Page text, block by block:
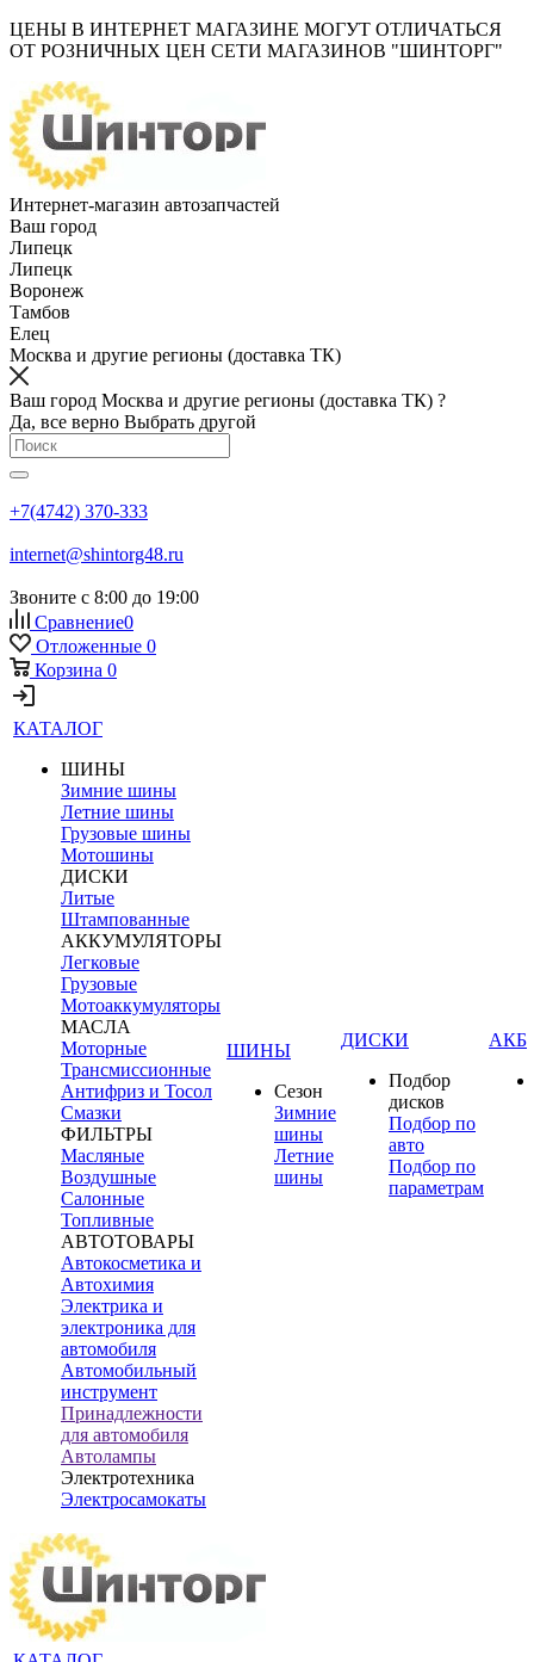
ЦЕНЫ В ИНТЕРНЕТ МАГАЗИНЕ МОГУТ ОТЛИЧАТЬСЯ
ОТ РОЗНИЧНЫХ ЦЕН СЕТИ МАГАЗИНОВ "ШИНТОРГ"
Интернет-магазин автозапчастей
Ваш город
Липецк
Липецк
Воронеж
Тамбов
Елец
Москва и другие регионы (доставка ТК)
Ваш город Москва и другие регионы (доставка ТК) ?
Да, все верно Выбрать другой
+7(4742) 370-333
internet@shintorg48.ru
Звоните с 8:00 до 19:00
Сравнение0
Отложенные 0
Корзина 0
КАТАЛОГ
ШИНЫ
Зимние шины
Летние шины
Грузовые шины
Мотошины
ДИСКИ
Литые
Штампованные
АККУМУЛЯТОРЫ
Легковые
Грузовые
Мотоаккумуляторы
МАСЛА
Моторные
Трансмиссионные
Антифриз и Тосол
Смазки
ФИЛЬТРЫ
Масляные
Воздушные
Салонные
Топливные
АВТОТОВАРЫ
Автокосметика и
Автохимия
Электрика и
электроника для
автомобиля
Автомобильный
инструмент
Принадлежности
для автомобиля
Автолампы
Электротехника
Электросамокаты
ШИНЫ
Сезон
Зимние
шины
Летние
шины
ДИСКИ
Подбор
дисков
Подбор по
авто
Подбор по
параметрам
АКБ